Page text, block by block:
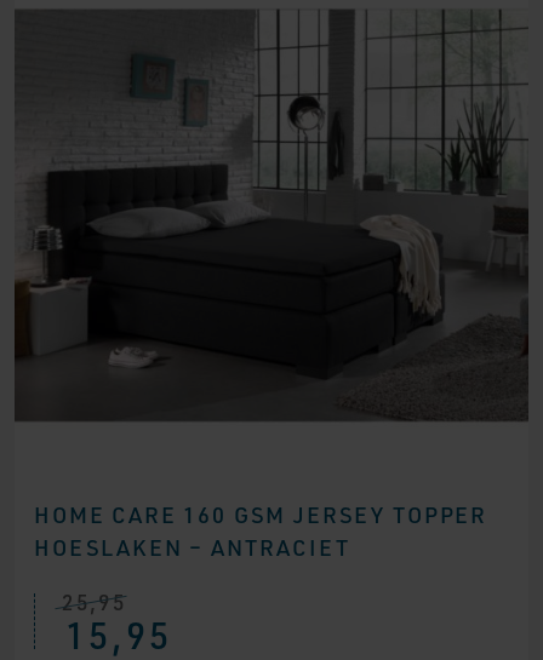
HOME CARE 160 GSM JERSEY TOPPER
HOESLAKEN – ANTRACIET
25,95
15,95